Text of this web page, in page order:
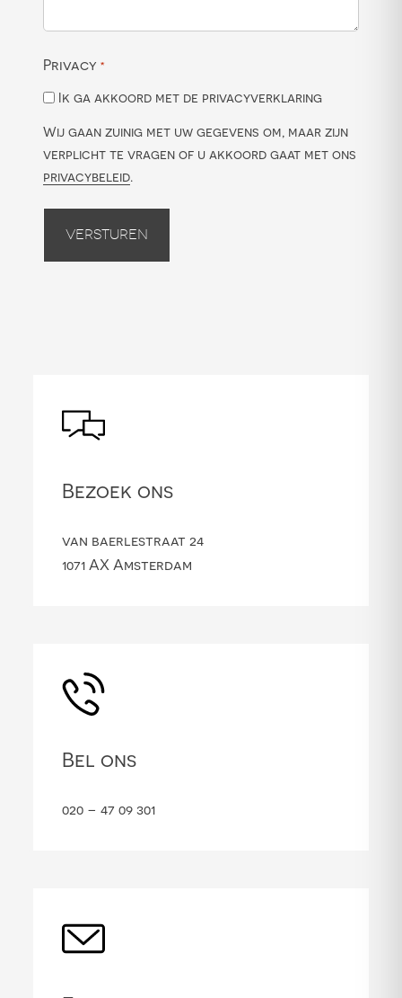
Privacy *
Ik ga akkoord met de privacyverklaring
Wij gaan zuinig met uw gegevens om, maar zijn
verplicht te vragen of u akkoord gaat met ons
privacybeleid.
Versturen
Bezoek ons
van baerlestraat 24
1071 AX Amsterdam
Bel ons
020 – 47 09 301